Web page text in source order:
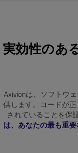
実効性のあ
Axivionは、ソフトウ
供します。コードが
されていることを保
は、あなたの最も重